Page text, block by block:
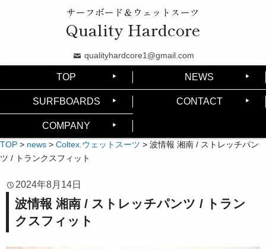
サーフボード＆ウェットスーツ
Quality Hardcore
qualityhardcore1@gmail.com
TOP NEWS
SURFBOARDS CONTACT
COMPANY
TOP > news > Coltex.ウェットスーツ > 波情報 湘南 / ストレッチパン
ツ / トランクスフィット
2024年8月14日
波情報 湘南 / ストレッチパンツ / トラン
クスフィット